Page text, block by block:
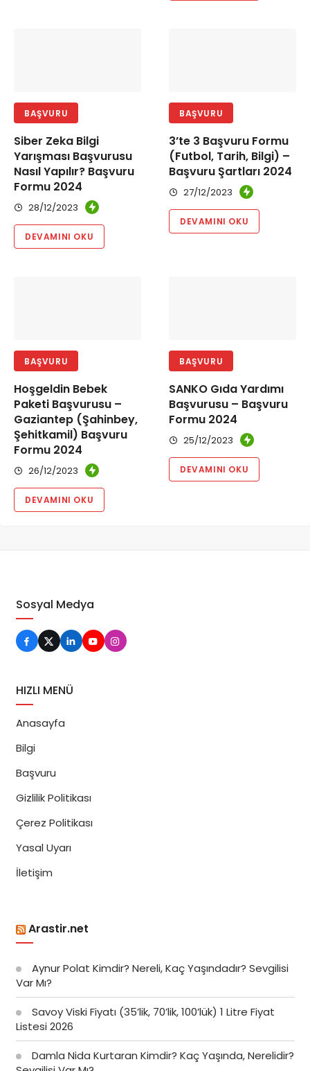
BAŞVURU
Siber Zeka Bilgi
Yarışması Başvurusu
Nasıl Yapılır? Başvuru
Formu 2024
28/12/2023
DEVAMINI OKU
BAŞVURU
3’te 3 Başvuru Formu
(Futbol, Tarih, Bilgi) –
Başvuru Şartları 2024
27/12/2023
DEVAMINI OKU
BAŞVURU
Hoşgeldin Bebek
Paketi Başvurusu –
Gaziantep (Şahinbey,
Şehitkamil) Başvuru
Formu 2024
26/12/2023
DEVAMINI OKU
BAŞVURU
SANKO Gıda Yardımı
Başvurusu – Başvuru
Formu 2024
25/12/2023
DEVAMINI OKU
Sosyal Medya
HIZLI MENÜ
Anasayfa
Bilgi
Başvuru
Gizlilik Politikası
Çerez Politikası
Yasal Uyarı
İletişim
Arastir.net
Aynur Polat Kimdir? Nereli, Kaç Yaşındadır? Sevgilisi
Var Mı?
Savoy Viski Fiyatı (35’lik, 70’lik, 100’lük) 1 Litre Fiyat
Listesi 2026
Damla Nida Kurtaran Kimdir? Kaç Yaşında, Nerelidir?